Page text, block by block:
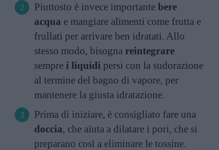
Piuttosto è invece importante bere
acqua e mangiare alimenti come frutta e
frullati per arrivare ben idratati. Allo
stesso modo, bisogna reintegrare
sempre i liquidi persi con la sudorazione
al termine del bagno di vapore, per
mantenere la giusta idratazione.
Prima di iniziare, è consigliato fare una
doccia, che aiuta a dilatare i pori, che si
preparano così a eliminare le tossine.